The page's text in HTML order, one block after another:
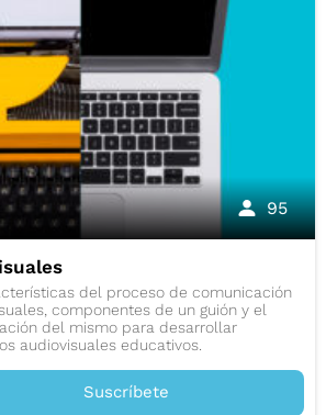
95
del proceso de comunicación
componentes de un guión y el
del mismo para desarrollar
audiovisuales educativos.
Suscríbete